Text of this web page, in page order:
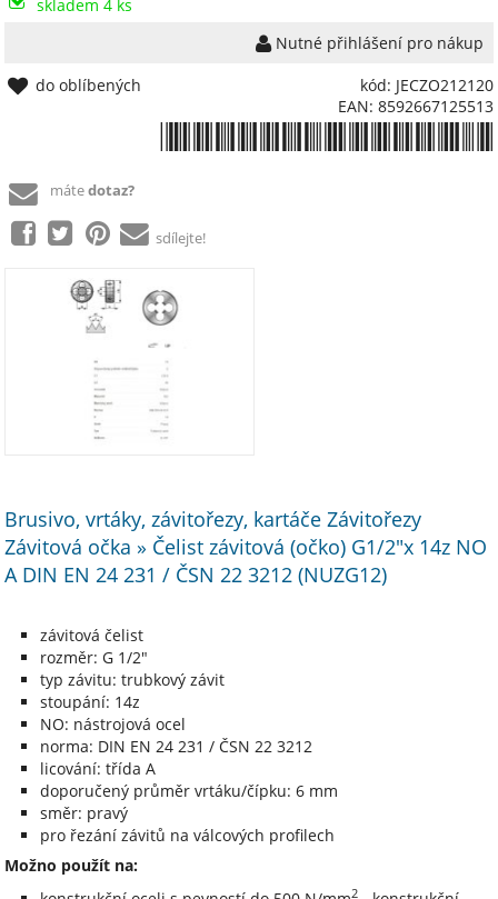
skladem 4 ks
Nutné přihlášení pro nákup
kód: JECZO212120
EAN: 8592667125513
do oblíbených
mátedotaz?
sdílejte!
Brusivo, vrtáky, závitořezy, kartáče Závitořezy
Závitová očka » Čelist závitová (očko) G1/2"x 14z NO
A DIN EN 24 231 / ČSN 22 3212 (NUZG12)
závitová čelist
rozměr: G 1/2"
typ závitu: trubkový závit
stoupání: 14z
NO: nástrojová ocel
norma: DIN EN 24 231 / ČSN 22 3212
licování: třída A
doporučený průměr vrtáku/čípku: 6 mm
směr: pravý
pro řezání závitů na válcových profilech
Možno použít na:
2